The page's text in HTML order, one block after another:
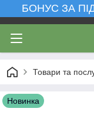
БОНУС ЗА
Товари та
Новинка